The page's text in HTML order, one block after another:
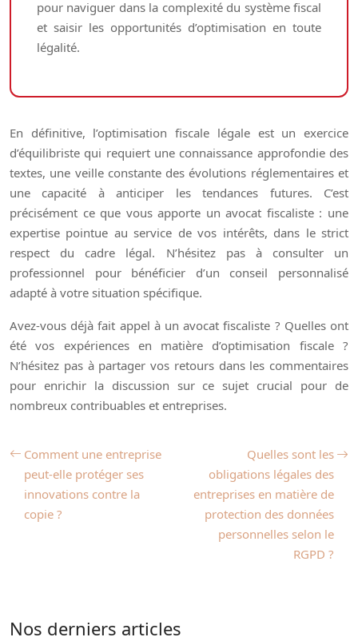
pour naviguer dans la complexité du système fiscal
et saisir les opportunités d’optimisation en toute
légalité.
En définitive, l’optimisation fiscale légale est un exercice
d’équilibriste qui requiert une connaissance approfondie des
textes, une veille constante des évolutions réglementaires et
une capacité à anticiper les tendances futures. C’est
précisément ce que vous apporte un avocat fiscaliste : une
expertise pointue au service de vos intérêts, dans le strict
respect du cadre légal. N’hésitez pas à consulter un
professionnel pour bénéficier d’un conseil personnalisé
adapté à votre situation spécifique.
Avez-vous déjà fait appel à un avocat fiscaliste ? Quelles ont
été vos expériences en matière d’optimisation fiscale ?
N’hésitez pas à partager vos retours dans les commentaires
pour enrichir la discussion sur ce sujet crucial pour de
nombreux contribuables et entreprises.
Comment une entreprise
peut-elle protéger ses
innovations contre la
copie ?
Quelles sont les
obligations légales des
entreprises en matière de
protection des données
personnelles selon le
RGPD ?
Nos derniers articles